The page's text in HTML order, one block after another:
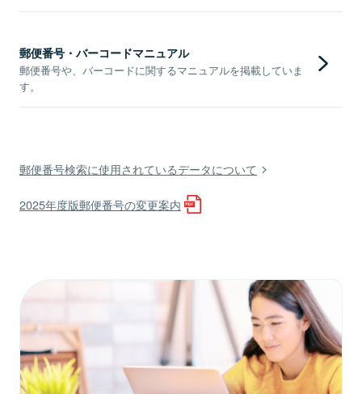
郵便番号・バーコードマニュアル
郵便番号や、バーコードに関するマニュアルを掲載していま
す。
郵便番号検索に使用されているデータについて
2025年度版郵便番号の変更案内